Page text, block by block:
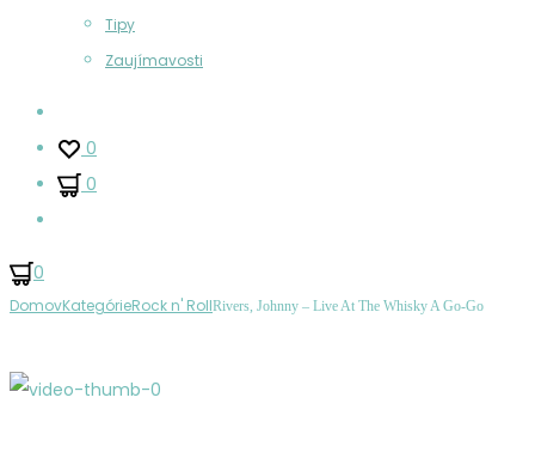
Tipy
Zaujímavosti
0
0
0
Ovládanie
Candoli,
–
Astley,
–
DomovKategórieRock n' RollRivers, Johnny – Live At The Whisky A Go-Go